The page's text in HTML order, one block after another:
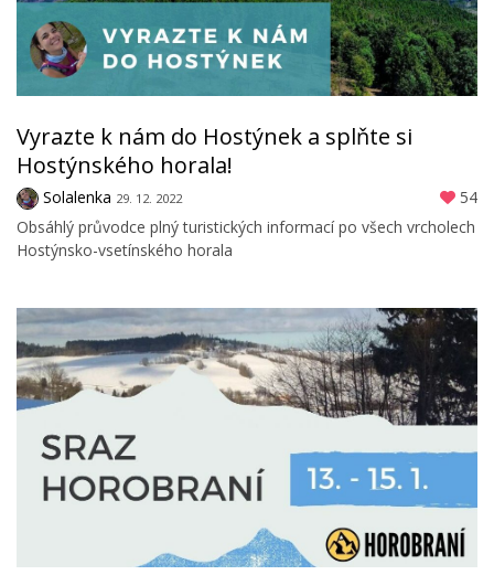
Vyrazte k nám do Hostýnek a splňte si
Hostýnského horala!
Solalenka 29. 12. 2022
54
Obsáhlý průvodce plný turistických informací po všech vrcholech
Hostýnsko-vsetínského horala